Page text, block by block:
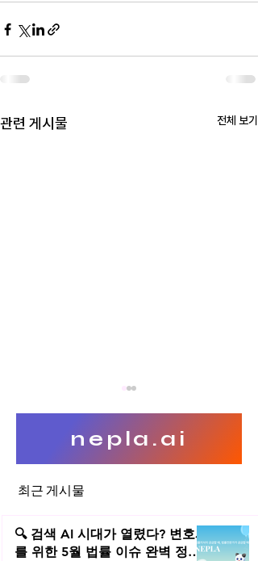
관련 게시물 전체 보기
보니
nepla.ai
최근 게시물
🔍 검색 AI 시대가 열렸다? 변호사
를 위한 5월 법률 이슈 완벽 정리 |